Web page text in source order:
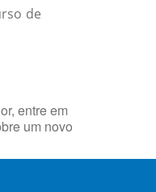
de
entre em
um novo